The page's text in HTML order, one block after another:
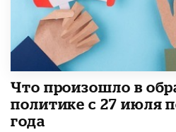
​Что произошло в
политике с 27 июля
года